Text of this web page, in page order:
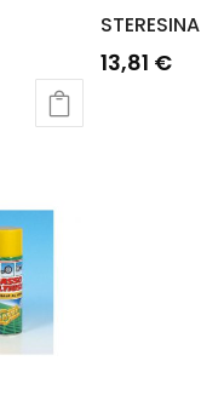
STERESINA
13,81 €